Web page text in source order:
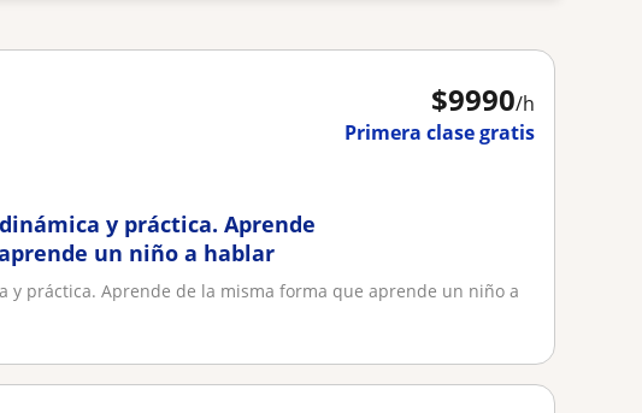
$9990/h
Primera clase gratis
y práctica. Aprende
un niño a hablar
y práctica. Aprende de la misma forma que aprende un niño a